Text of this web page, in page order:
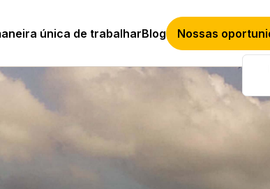
única de trabalharBlog Nossas